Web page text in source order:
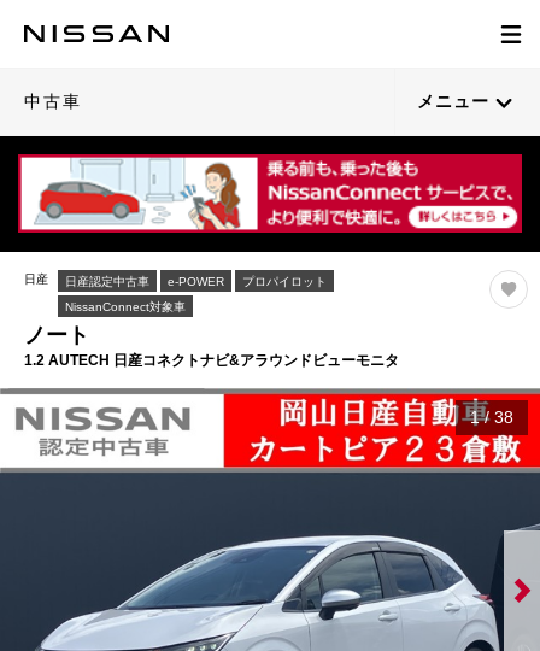
中古車 メニュー
日産 日産認定中古車 e-POWER
プロパイロット
NissanConnect対象車
ノート
1.2 AUTECH 日産コネクトナビ&アラウンドビューモニタ
1/38